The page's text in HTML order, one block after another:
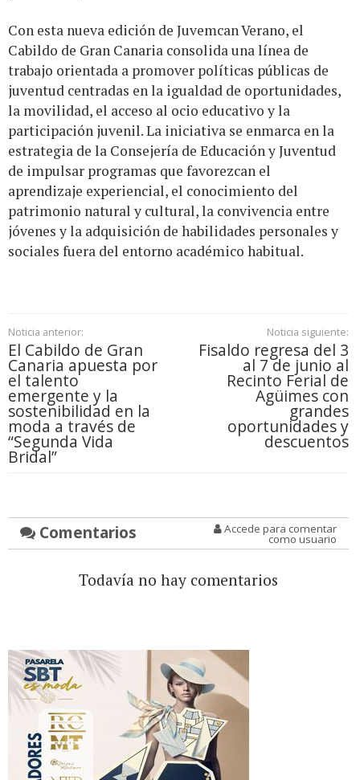
Con esta nueva edición de Juvemcan Verano, el
Cabildo de Gran Canaria consolida una línea de
trabajo orientada a promover políticas públicas de
juventud centradas en la igualdad de oportunidades,
la movilidad, el acceso al ocio educativo y la
participación juvenil. La iniciativa se enmarca en la
estrategia de la Consejería de Educación y Juventud
de impulsar programas que favorezcan el
aprendizaje experiencial, el conocimiento del
patrimonio natural y cultural, la convivencia entre
jóvenes y la adquisición de habilidades personales y
sociales fuera del entorno académico habitual.
Noticia anterior:
El Cabildo de Gran
Canaria apuesta por
el talento
emergente y la
sostenibilidad en la
moda a través de
“Segunda Vida
Bridal”
Noticia siguiente:
Fisaldo regresa del 3
al 7 de junio al
Recinto Ferial de
Agüimes con
grandes
oportunidades y
descuentos
Comentarios Accede para comentar
como usuario
Todavía no hay comentarios